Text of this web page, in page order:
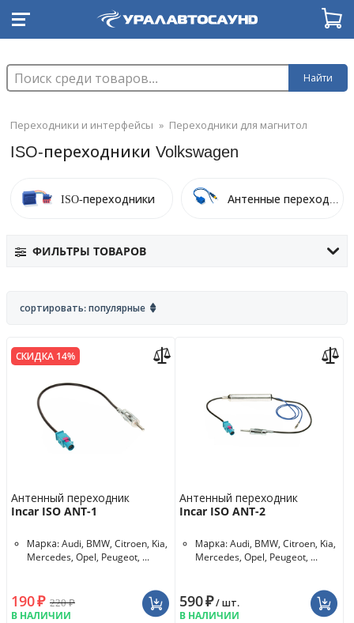
Найти
Переходники и интерфейсы » Переходники для магнитол
ISO-переходники Volkswagen
ISO-переходники
ФИЛЬТРЫ ТОВАРОВ
сортировать: популярные
СКИДКА 14%
Антенный переходник
Incar ISO ANT-1
Марка: Audi, BMW, Citroen, Kia,
Mercedes, Opel, Peugeot, ...
190₽ 220₽
В НАЛИЧИИ
Антенный переходник
Incar ISO ANT-2
Марка: Audi, BMW, Citroen, Kia,
Mercedes, Opel, Peugeot, ...
590₽/ шт.
В НАЛИЧИИ